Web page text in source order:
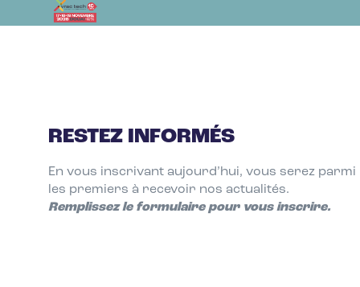
RESTEZ INFORMÉS
En vous inscrivant aujourd’hui, vous serez parmi
Remplissez le formulaire pour vous inscrire.